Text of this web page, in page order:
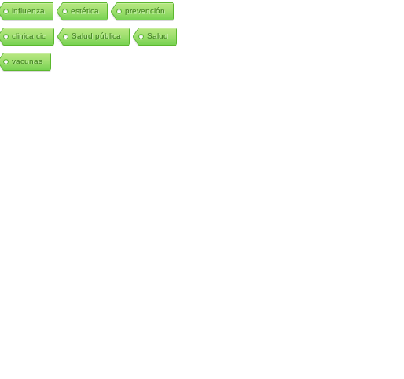
influenza estética prevención
clinica cic Salud pública Salud
vacunas